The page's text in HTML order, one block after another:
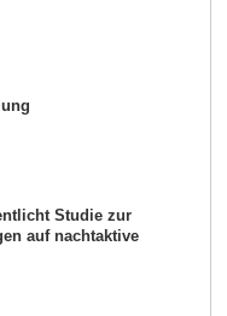
Studie zur
auf nachtaktive